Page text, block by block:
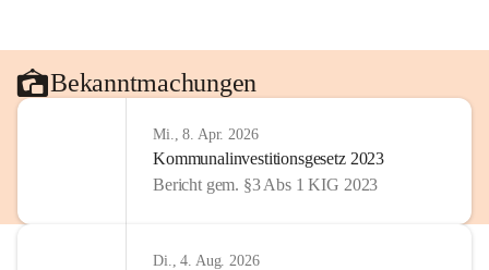
Bekanntmachungen
Mi., 8. Apr. 2026
Kommunalinvestitionsgesetz 2023
Bericht gem. §3 Abs 1 KIG 2023
Di., 4. Aug. 2026